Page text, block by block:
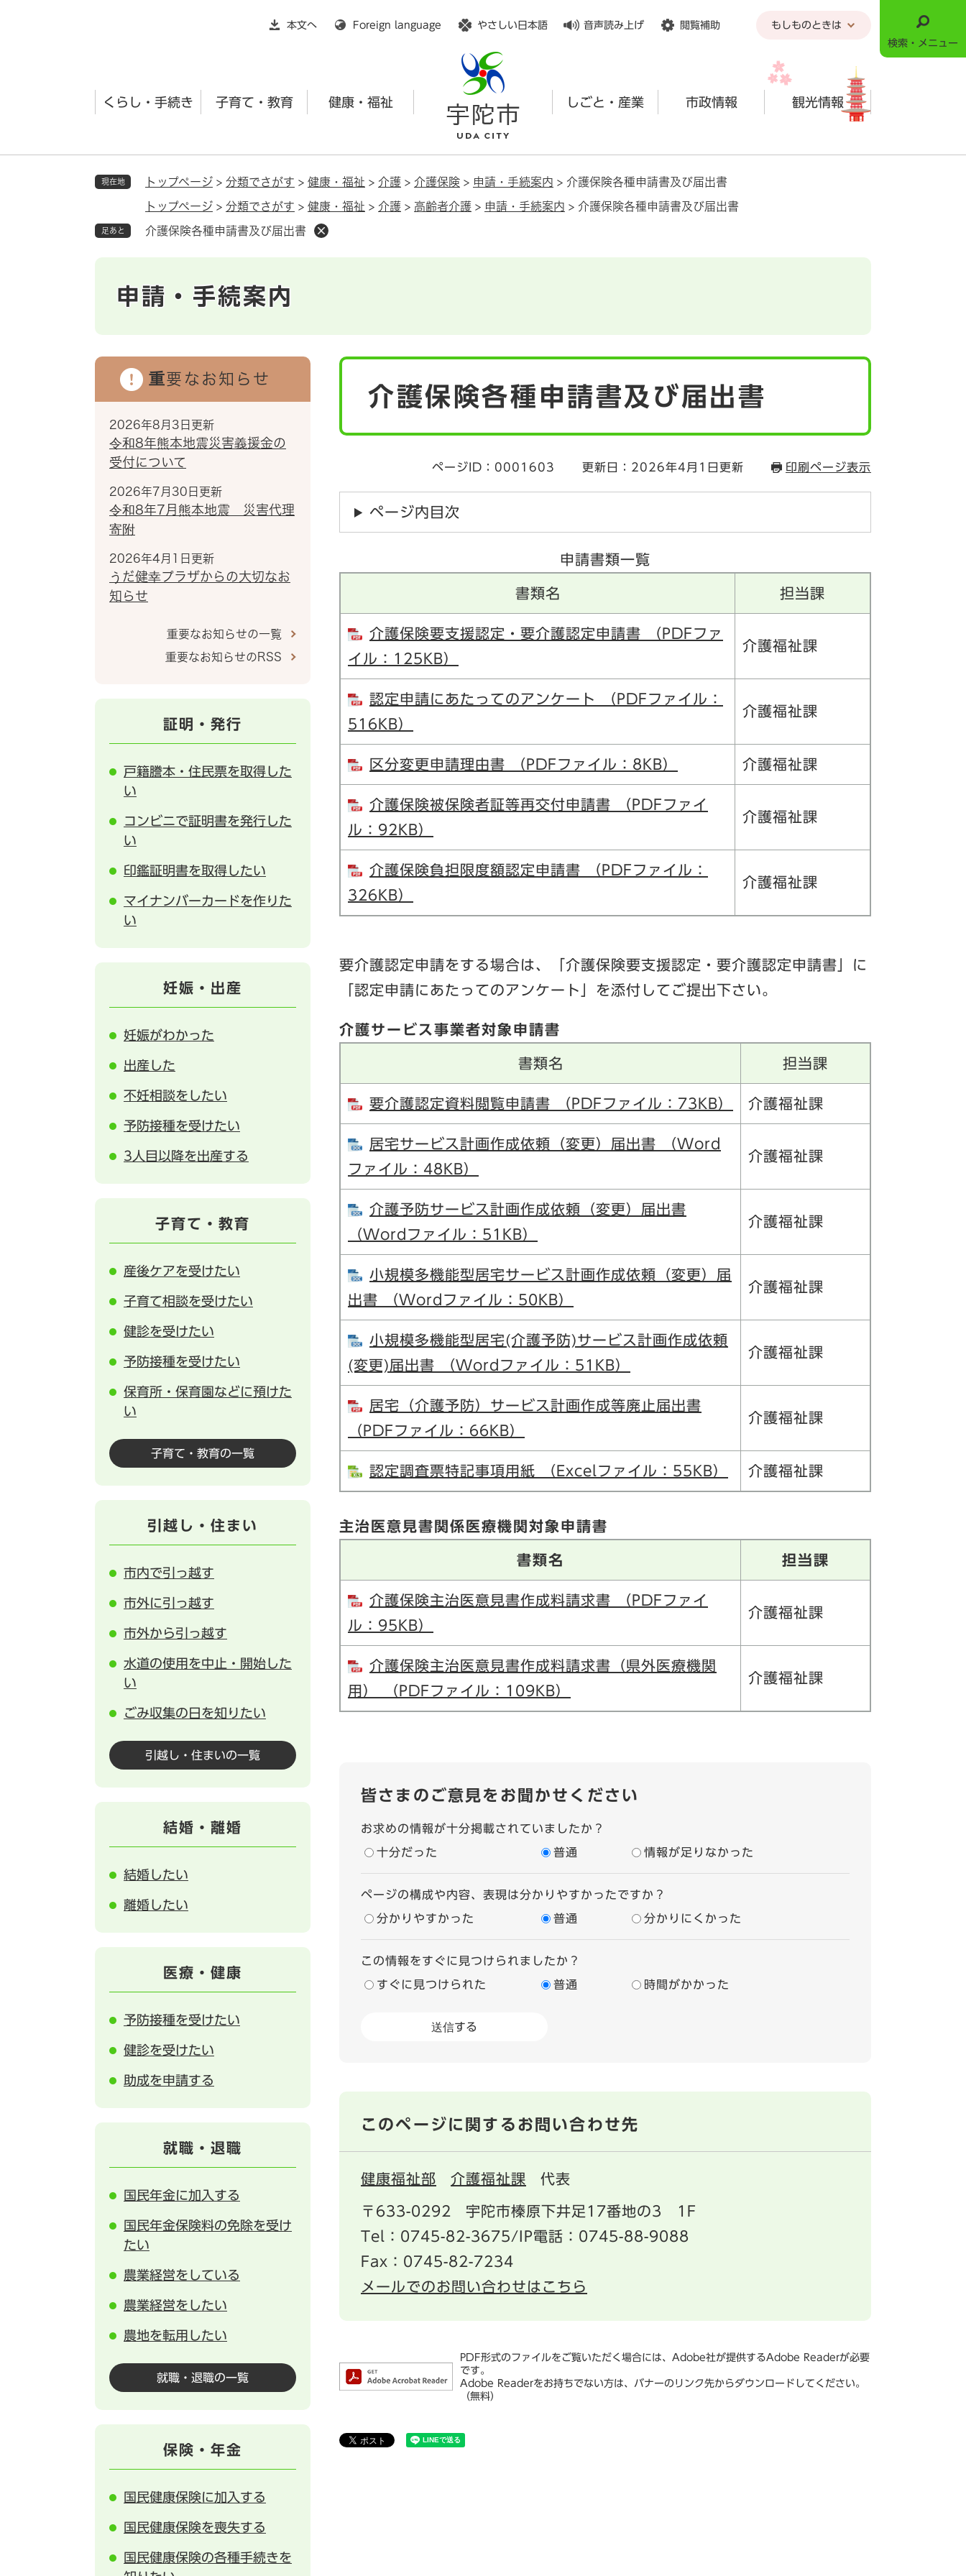
本文へ
Foreign language やさしい日本語 音声読み上げ 閲覧補助 もしものときは
くらし・手続き 子育て・教育 健康・福祉 しごと・産業 市政情報 観光情報
検索・メニュー
現在地 トップページ > 分類でさがす > 健康・福祉 > 介護 > 介護保険 > 申請・手続案内 > 介護保険各種申請書及び届出書
トップページ > 分類でさがす > 健康・福祉 > 介護 > 高齢者介護 > 申請・手続案内 > 介護保険各種申請書及び届出書
足あと 介護保険各種申請書及び届出書
申請・手続案内
介護保険各種申請書及び届出書
ページID：0001603 更新日：2026年4月1日更新 印刷ページ表示
ページ内目次
申請書類一覧
書類名 担当課
介護保険要支援認定・要介護認定申請書 （PDFファ
イル：125KB）
介護福祉課
認定申請にあたってのアンケート （PDFファイル：
516KB）
介護福祉課
区分変更申請理由書 （PDFファイル：8KB） 介護福祉課
介護保険被保険者証等再交付申請書 （PDFファイ
ル：92KB）
介護福祉課
介護保険負担限度額認定申請書 （PDFファイル：
326KB）
介護福祉課
要介護認定申請をする場合は、「介護保険要支援認定・要介護認定申請書」に
「認定申請にあたってのアンケート」を添付してご提出下さい。
介護サービス事業者対象申請書
書類名 担当課
要介護認定資料閲覧申請書 （PDFファイル：73KB） 介護福祉課
居宅サービス計画作成依頼（変更）届出書 （Word
ファイル：48KB）
介護福祉課
介護予防サービス計画作成依頼（変更）届出書
（Wordファイル：51KB）
介護福祉課
小規模多機能型居宅サービス計画作成依頼（変更）届
出書 （Wordファイル：50KB）
介護福祉課
小規模多機能型居宅(介護予防)サービス計画作成依頼
(変更)届出書 （Wordファイル：51KB）
介護福祉課
居宅（介護予防）サービス計画作成等廃止届出書
（PDFファイル：66KB）
介護福祉課
認定調査票特記事項用紙 （Excelファイル：55KB） 介護福祉課
主治医意見書関係医療機関対象申請書
書類名 担当課
介護保険主治医意見書作成料請求書 （PDFファイ
ル：95KB）
介護福祉課
介護保険主治医意見書作成料請求書（県外医療機関
用） （PDFファイル：109KB）
介護福祉課
皆さまのご意見をお聞かせください
お求めの情報が十分掲載されていましたか？
十分だった 普通 情報が足りなかった
ページの構成や内容、表現は分かりやすかったですか？
分かりやすかった 普通 分かりにくかった
この情報をすぐに見つけられましたか？
すぐに見つけられた 普通 時間がかかった
このページに関するお問い合わせ先
健康福祉部 介護福祉課 代表
〒633-0292
宇陀市榛原下井足17番地の3 1F
Tel：0745-82-3675/IP電話：0745-88-9088
Fax：0745-82-7234
メールでのお問い合わせはこちら
PDF形式のファイルをご覧いただく場合には、Adobe社が提供するAdobe Readerが必要
です。
Adobe Readerをお持ちでない方は、バナーのリンク先からダウンロードしてください。
（無料）
重要なお知らせ
2026年8月3日更新
令和8年熊本地震災害義援金の
受付について
2026年7月30日更新
令和8年7月熊本地震 災害代理
寄附
2026年4月1日更新
うだ健幸プラザからの大切なお
知らせ
重要なお知らせの一覧
重要なお知らせのRSS
証明・発行
戸籍謄本・住民票を取得した
い
コンビニで証明書を発行した
い
印鑑証明書を取得したい
マイナンバーカードを作りた
い
妊娠・出産
妊娠がわかった
出産した
不妊相談をしたい
予防接種を受けたい
3人目以降を出産する
子育て・教育
産後ケアを受けたい
子育て相談を受けたい
健診を受けたい
予防接種を受けたい
保育所・保育園などに預けた
い
子育て・教育の一覧
引越し・住まい
市内で引っ越す
市外に引っ越す
市外から引っ越す
水道の使用を中止・開始した
い
ごみ収集の日を知りたい
引越し・住まいの一覧
結婚・離婚
結婚したい
離婚したい
医療・健康
予防接種を受けたい
健診を受けたい
助成を申請する
就職・退職
国民年金に加入する
国民年金保険料の免除を受け
たい
農業経営をしている
農業経営をしたい
農地を転用したい
就職・退職の一覧
保険・年金
国民健康保険に加入する
国民健康保険を喪失する
国民健康保険の各種手続きを